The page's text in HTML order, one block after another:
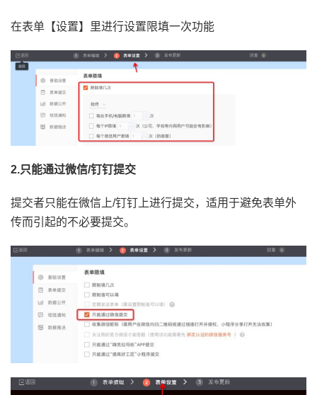
在表单【设置】里进行设置限填一次功能
2.只能通过微信/钉钉提交
提交者只能在微信上/钉钉上进行提交，适用于避免表单外
传而引起的不必要提交。